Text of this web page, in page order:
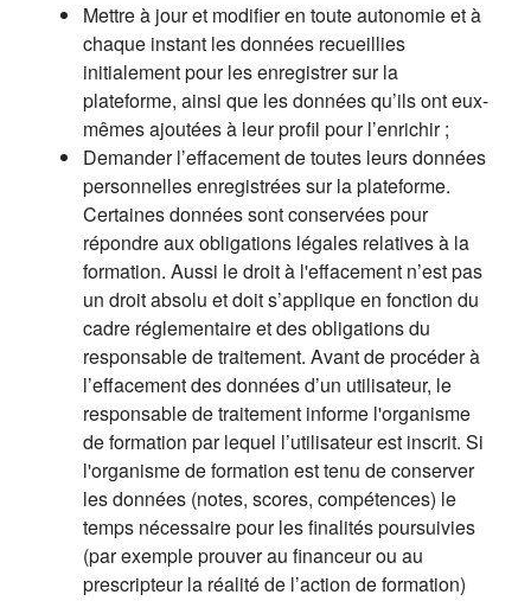
Mettre à jour et modifier en toute autonomie et à
chaque instant les données recueillies
initialement pour les enregistrer sur la
plateforme, ainsi que les données qu’ils ont eux-
mêmes ajoutées à leur profil pour l’enrichir ;
Demander l’effacement de toutes leurs données
personnelles enregistrées sur la plateforme.
Certaines données sont conservées pour
répondre aux obligations légales relatives à la
formation. Aussi le droit à l'effacement n’est pas
un droit absolu et doit s’applique en fonction du
cadre réglementaire et des obligations du
responsable de traitement. Avant de procéder à
l’effacement des données d’un utilisateur, le
responsable de traitement informe l'organisme
de formation par lequel l’utilisateur est inscrit. Si
l'organisme de formation est tenu de conserver
les données (notes, scores, compétences) le
temps nécessaire pour les finalités poursuivies
(par exemple prouver au financeur ou au
prescripteur la réalité de l’action de formation)